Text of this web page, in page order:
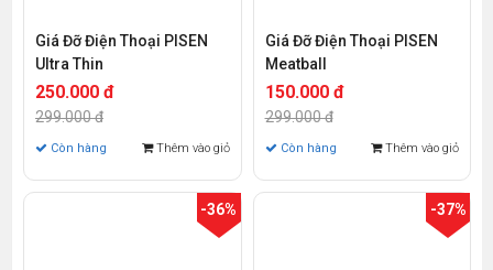
Giá Đỡ Điện Thoại PISEN
Ultra Thin
250.000 đ
299.000 đ
Còn hàng Thêm vào giỏ
Giá Đỡ Điện Thoại PISEN
Meatball
150.000 đ
299.000 đ
Còn hàng Thêm vào giỏ
-36% -37%